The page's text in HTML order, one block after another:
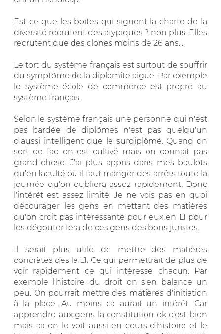
Est ce que les boites qui signent la charte de la
diversité recrutent des atypiques ? non plus. Elles
recrutent que des clones moins de 26 ans....
Le tort du système français est surtout de souffrir
du symptôme de la diplomite aigue. Par exemple
le système école de commerce est propre au
système français.
Selon le système français une personne qui n'est
pas bardée de diplômes n'est pas quelqu'un
d'aussi intelligent que le surdiplômé. Quand on
sort de fac on est cultivé mais on connait pas
grand chose. J'ai plus appris dans mes boulots
qu'en faculté où il faut manger des arrêts toute la
journée qu'on oubliera assez rapidement. Donc
l'intérêt est assez limité. Je ne vois pas en quoi
décourager les gens en mettant des matières
qu'on croit pas intéressante pour eux en L1 pour
les dégouter fera de ces gens des bons juristes.
Il serait plus utile de mettre des matières
concrètes dès la L1. Ce qui permettrait de plus de
voir rapidement ce qui intéresse chacun. Par
exemple l'histoire du droit on s'en balance un
peu. On pourrait mettre des matières d'initiation
à la place. Au moins ca aurait un intérêt. Car
apprendre aux gens la constitution ok c'est bien
mais ca on le voit aussi en cours d'histoire et le